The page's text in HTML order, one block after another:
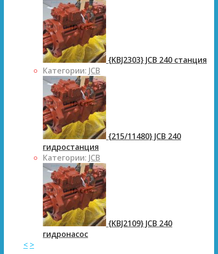
{KBJ2303} JCB 240 станция
Категории: JCB
{215/11480} JCB 240
гидростанция
Категории: JCB
{KBJ2109} JCB 240
гидронасос
< >